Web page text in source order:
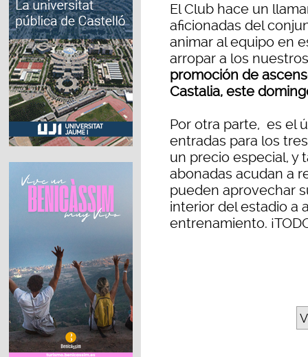
El Club hace un
aficionadas del
animar al equipo en
arropar a los
promoción de
Castalia, este
Por otra parte, es el
entradas para los
un precio especial, y
abonadas acudan a
pueden aprovechar
interior del estadio a
entrenamiento.